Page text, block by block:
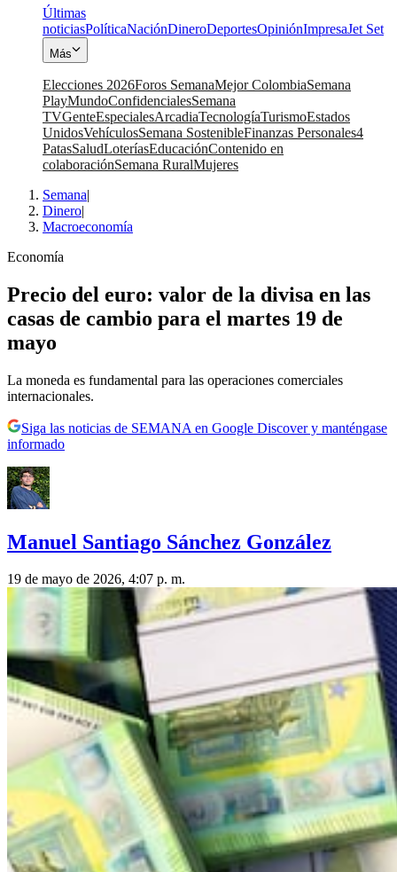
Últimas
noticiasPolíticaNaciónDineroDeportesOpiniónImpresaJet Set
Más
Elecciones 2026Foros SemanaMejor ColombiaSemana
PlayMundoConfidencialesSemana
TVGenteEspecialesArcadiaTecnologíaTurismoEstados
UnidosVehículosSemana SostenibleFinanzas Personales4
PatasSaludLoteríasEducaciónContenido en
colaboraciónSemana RuralMujeres
Semana|
Dinero|
Macroeconomía
Economía
Precio del euro: valor de la divisa en las
casas de cambio para el martes 19 de
mayo
La moneda es fundamental para las operaciones comerciales
internacionales.
Siga las noticias de SEMANA en Google Discover y manténgase
informado
Manuel Santiago Sánchez González
19 de mayo de 2026, 4:07 p. m.